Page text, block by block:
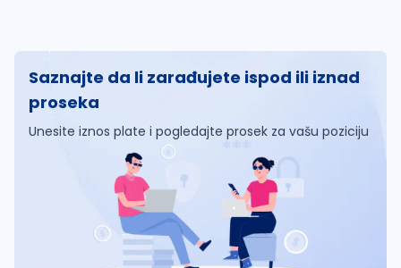
Saznajte da li zarađujete ispod ili iznad
proseka
Unesite iznos plate i pogledajte prosek za vašu poziciju